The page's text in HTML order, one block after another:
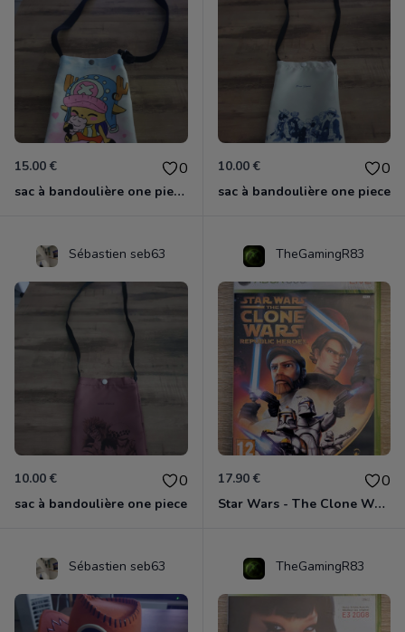
15.00 € 0
sac à bandoulière one piece chopper
10.00 € 0
sac à bandoulière one piece
Sébastien seb63
10.00 € 0
sac à bandoulière one piece
TheGamingR83
17.90 € 0
Star Wars - The Clone Wars - Les Héros De La République Xbox 360
Sébastien seb63 TheGamingR83